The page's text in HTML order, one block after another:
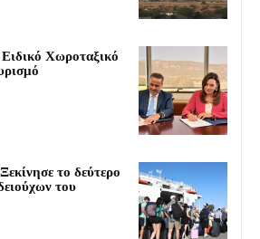
Χωροταξικό
το δεύτερο
του